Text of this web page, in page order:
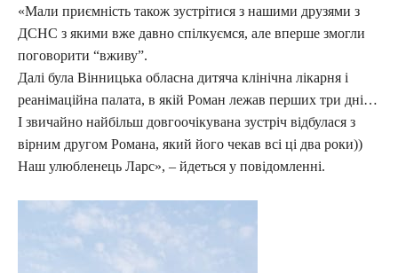
«Мали приємність також зустрітися з нашими друзями з
ДСНС з якими вже давно спілкуємся, але вперше змогли
поговорити “вживу”.
Далі була Вінницька обласна дитяча клінічна лікарня і
реанімаційна палата, в якій Роман лежав перших три дні…
І звичайно найбільш довгоочікувана зустріч відбулася з
вірним другом Романа, який його чекав всі ці два роки))
Наш улюбленець Ларс», – йдеться у повідомленні.